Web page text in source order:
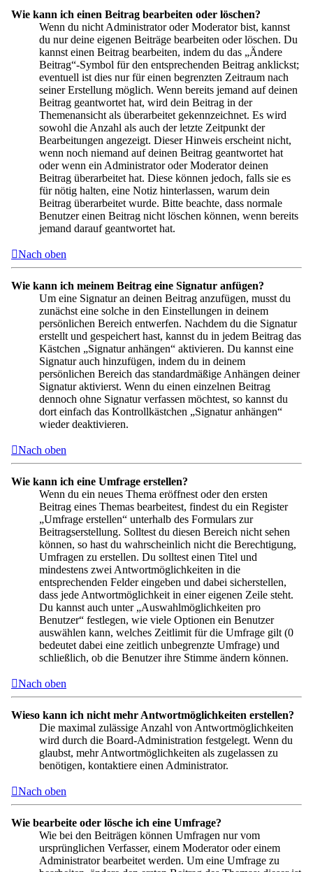
Wie kann ich einen Beitrag bearbeiten oder löschen?
Wenn du nicht Administrator oder Moderator bist, kannst
du nur deine eigenen Beiträge bearbeiten oder löschen. Du
kannst einen Beitrag bearbeiten, indem du das „Ändere
Beitrag“-Symbol für den entsprechenden Beitrag anklickst;
eventuell ist dies nur für einen begrenzten Zeitraum nach
seiner Erstellung möglich. Wenn bereits jemand auf deinen
Beitrag geantwortet hat, wird dein Beitrag in der
Themenansicht als überarbeitet gekennzeichnet. Es wird
sowohl die Anzahl als auch der letzte Zeitpunkt der
Bearbeitungen angezeigt. Dieser Hinweis erscheint nicht,
wenn noch niemand auf deinen Beitrag geantwortet hat
oder wenn ein Administrator oder Moderator deinen
Beitrag überarbeitet hat. Diese können jedoch, falls sie es
für nötig halten, eine Notiz hinterlassen, warum dein
Beitrag überarbeitet wurde. Bitte beachte, dass normale
Benutzer einen Beitrag nicht löschen können, wenn bereits
jemand darauf geantwortet hat.
Nach oben
Wie kann ich meinem Beitrag eine Signatur anfügen?
Um eine Signatur an deinen Beitrag anzufügen, musst du
zunächst eine solche in den Einstellungen in deinem
persönlichen Bereich entwerfen. Nachdem du die Signatur
erstellt und gespeichert hast, kannst du in jedem Beitrag das
Kästchen „Signatur anhängen“ aktivieren. Du kannst eine
Signatur auch hinzufügen, indem du in deinem
persönlichen Bereich das standardmäßige Anhängen deiner
Signatur aktivierst. Wenn du einen einzelnen Beitrag
dennoch ohne Signatur verfassen möchtest, so kannst du
dort einfach das Kontrollkästchen „Signatur anhängen“
wieder deaktivieren.
Nach oben
Wie kann ich eine Umfrage erstellen?
Wenn du ein neues Thema eröffnest oder den ersten
Beitrag eines Themas bearbeitest, findest du ein Register
„Umfrage erstellen“ unterhalb des Formulars zur
Beitragserstellung. Solltest du diesen Bereich nicht sehen
können, so hast du wahrscheinlich nicht die Berechtigung,
Umfragen zu erstellen. Du solltest einen Titel und
mindestens zwei Antwortmöglichkeiten in die
entsprechenden Felder eingeben und dabei sicherstellen,
dass jede Antwortmöglichkeit in einer eigenen Zeile steht.
Du kannst auch unter „Auswahlmöglichkeiten pro
Benutzer“ festlegen, wie viele Optionen ein Benutzer
auswählen kann, welches Zeitlimit für die Umfrage gilt (0
bedeutet dabei eine zeitlich unbegrenzte Umfrage) und
schließlich, ob die Benutzer ihre Stimme ändern können.
Nach oben
Wieso kann ich nicht mehr Antwortmöglichkeiten erstellen?
Die maximal zulässige Anzahl von Antwortmöglichkeiten
wird durch die Board-Administration festgelegt. Wenn du
glaubst, mehr Antwortmöglichkeiten als zugelassen zu
benötigen, kontaktiere einen Administrator.
Nach oben
Wie bearbeite oder lösche ich eine Umfrage?
Wie bei den Beiträgen können Umfragen nur vom
ursprünglichen Verfasser, einem Moderator oder einem
Administrator bearbeitet werden. Um eine Umfrage zu